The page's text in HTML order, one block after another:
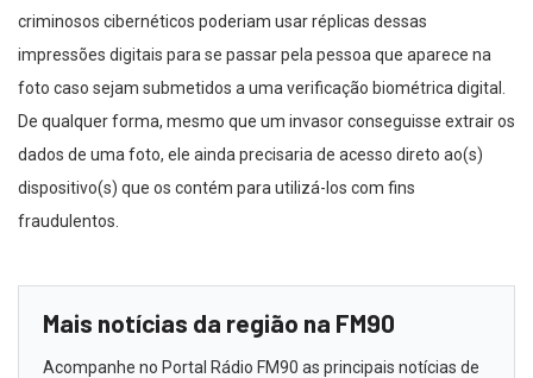
criminosos cibernéticos poderiam usar réplicas dessas
impressões digitais para se passar pela pessoa que aparece na
foto caso sejam submetidos a uma verificação biométrica digital.
De qualquer forma, mesmo que um invasor conseguisse extrair os
dados de uma foto, ele ainda precisaria de acesso direto ao(s)
dispositivo(s) que os contém para utilizá-los com fins
fraudulentos.
Mais notícias da região na FM90
Acompanhe no Portal Rádio FM90 as principais notícias de